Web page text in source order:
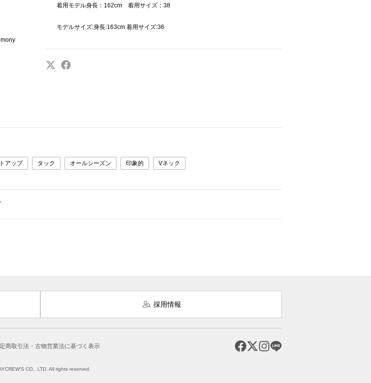
着用モデル身長：162cm 着用サイズ：38
モデルサイズ:身長:163cm 着用サイズ:36
アップ タック オールシーズン 印象的 Vネック
採用情報
商取引法・古物営業法に基づく表示
CO., LTD. All rights reserved.